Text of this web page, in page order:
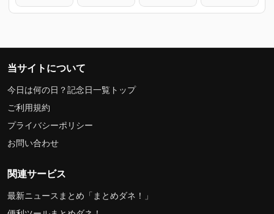
当サイトについて
今日は何の日？記念日一覧トップ
ご利用規約
プライバシーポリシー
お問い合わせ
関連サービス
最新ニュースまとめ「まとめダネ！」